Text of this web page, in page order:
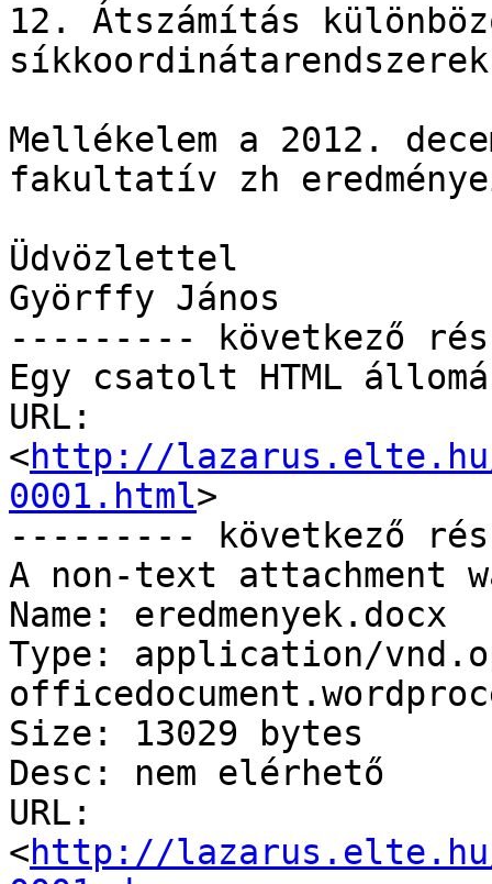
12. Átszámítás
Mellékelem a 2012.
fakultatív zh
Üdvözlettel
Györffy János
--------- következő
Egy csatolt HTML
URL:
<http://lazarus.elte.hu/
0001.html>
--------- következő
A non-text attachment
Name: eredmenyek.docx
Type: application/
Size: 13029 bytes
Desc: nem elérhető
URL:
<http://lazarus.elte.hu/